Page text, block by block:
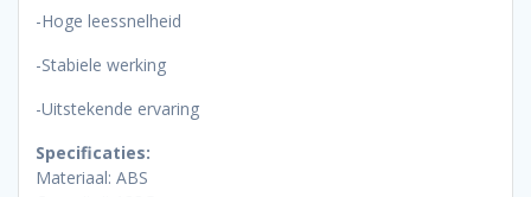
-Hoge leessnelheid
-Stabiele werking
-Uitstekende ervaring
Specificaties:
Materiaal: ABS